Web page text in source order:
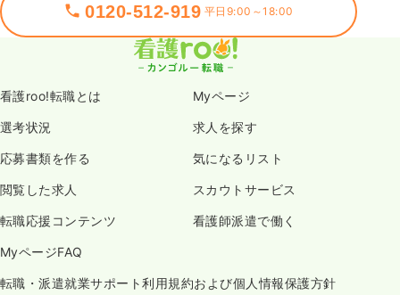
0120-512-919 平日9:00～18:00
看護roo!転職とは Myページ
選考状況 求人を探す
応募書類を作る 気になるリスト
閲覧した求人 スカウトサービス
転職応援コンテンツ 看護師派遣で働く
MyページFAQ
転職・派遣就業サポート利用規約および個人情報保護方針